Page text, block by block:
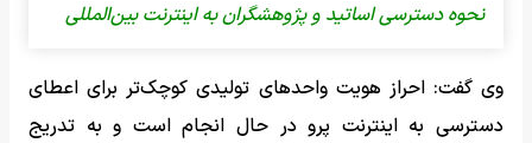
نحوه دسترسی اساتید و پژوهشگران به اینترنت بین‌المللی
وی گفت: احراز هویت واحد‌های تولیدی کوچک‌تر برای اعطای
دسترسی به اینترنت پرو در حال انجام است و به تدریج